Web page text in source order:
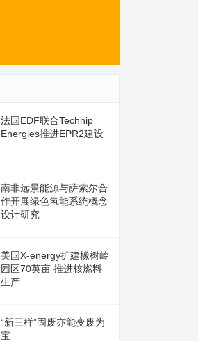
法国EDF联合Technip
Energies推进EPR2建设
南非远景能源与萨索尔合
作开展绿色氢能系统概念
设计研究
美国X-energy扩建橡树岭
园区70英亩 推进核燃料
生产
“新三样”固废亦能变废为
宝